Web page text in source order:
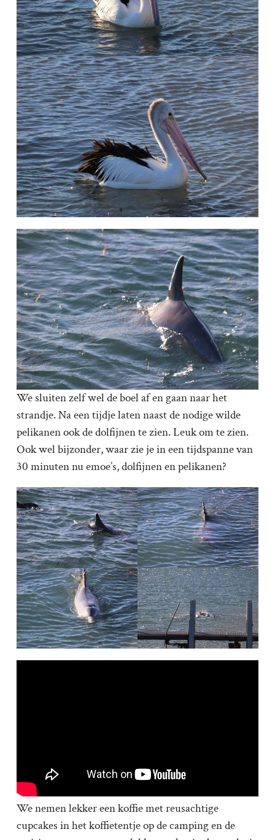
We sluiten zelf wel de boel af en gaan naar het
strandje. Na een tijdje laten naast de nodige wilde
pelikanen ook de dolfijnen te zien. Leuk om te zien.
Ook wel bijzonder, waar zie je in een tijdspanne van
30 minuten nu emoe’s, dolfijnen en pelikanen?
We nemen lekker een koffie met reusachtige
cupcakes in het koffietentje op de camping en de